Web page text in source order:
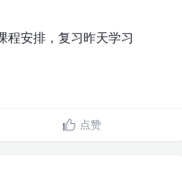
程安排，复习昨天学习
点赞